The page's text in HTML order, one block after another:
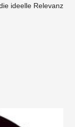
ideelle Relevanz